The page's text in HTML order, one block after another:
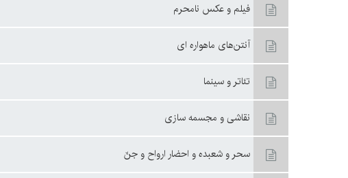
فيلم و عکس نامحرم
آنتن‌هاى ماهواره ‏اى
تئاتر و سينما
نقاشى و مجسمه سازى
سحر و شعبده و احضار ارواح و جنّ